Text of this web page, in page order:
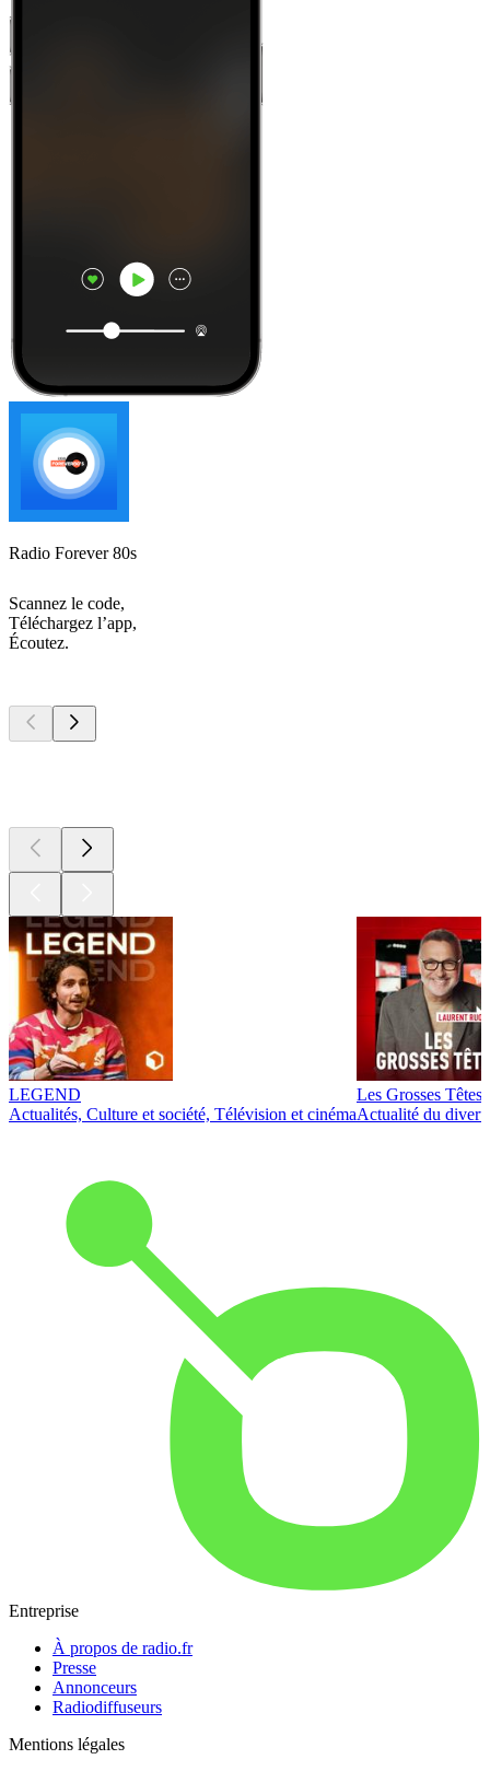
Radio Forever 80s
Scannez le code,
Téléchargez l’app,
Écoutez.
LEGEND
Actualités, Culture et société, Télévision et cinéma
Les Grosses Têtes
Actualité du
Entreprise
À propos de radio.fr
Presse
Annonceurs
Radiodiffuseurs
Mentions légales